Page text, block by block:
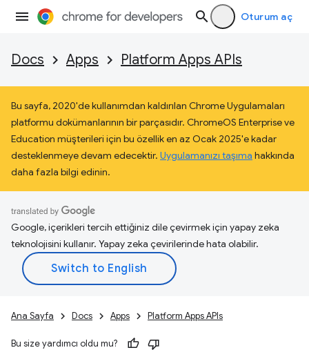
Oturum aç
Docs Apps Platform Apps APIs
Bu sayfa, 2020'de kullanımdan kaldırılan Chrome Uygulamaları
platformu dokümanlarının bir parçasıdır. ChromeOS Enterprise ve
Education müşterileri için bu özellik en az Ocak 2025'e kadar
desteklenmeye devam edecektir. Uygulamanızı taşıma hakkında
daha fazla bilgi edinin.
Google, içerikleri tercih ettiğiniz dile çevirmek için yapay zeka
teknolojisini kullanır. Yapay zeka çevirilerinde hata olabilir.
Ana Sayfa Docs Apps Platform Apps APIs
Bu size yardımcı oldu mu?